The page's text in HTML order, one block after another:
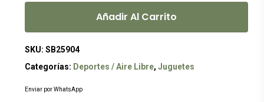
Añadir Al Carrito
SKU: SB25904
Categorías: Deportes / Aire Libre, Juguetes
Enviar por WhatsApp